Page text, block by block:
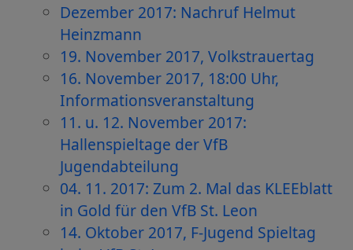
Dezember 2017: Nachruf Helmut
Heinzmann
19. November 2017, Volkstrauertag
16. November 2017, 18:00 Uhr,
Informationsveranstaltung
11. u. 12. November 2017:
Hallenspieltage der VfB
Jugendabteilung
04. 11. 2017: Zum 2. Mal das KLEEblatt
in Gold für den VfB St. Leon
14. Oktober 2017, F-Jugend Spieltag